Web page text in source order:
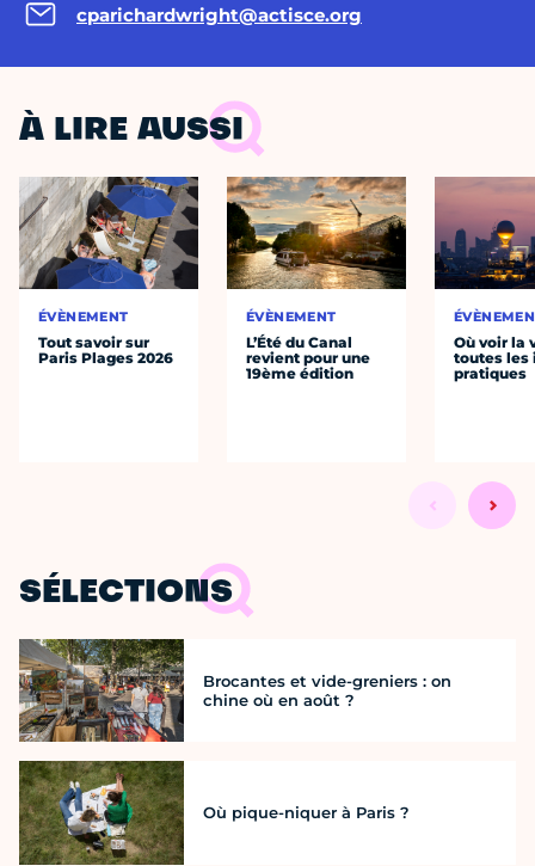
cparichardwright@actisce.org
À LIRE AUSSI
ÉVÈNEMENT
Tout savoir sur
Paris Plages 2026
ÉVÈNEMENT
L’Été du Canal
revient pour une
19ème édition
Où voir la
toutes les
pratiques
SÉLECTIONS
Brocantes et vide-greniers : on
chine où en août ?
Où pique-niquer à Paris ?